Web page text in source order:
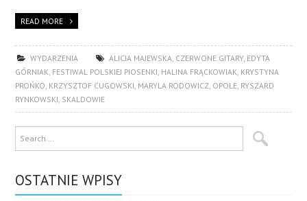
READ MORE
WYDARZENIA ALICJA MAJEWSKA, CZERWONE GITARY, EDYTA
GÓRNIAK, FESTIWAL POLSKIEJ PIOSENKI, HALINA FRĄCKOWIAK, KRYSTYNA
PROŃKO, KRZYSZTOF CUGOWSKI, MARYLA RODOWICZ, OPOLE, RYSZARD
RYNKOWSKI, SKALDOWIE
OSTATNIE WPISY